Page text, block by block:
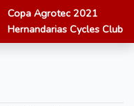
Copa Agrotec 2021
Hernandarias Cycles Club